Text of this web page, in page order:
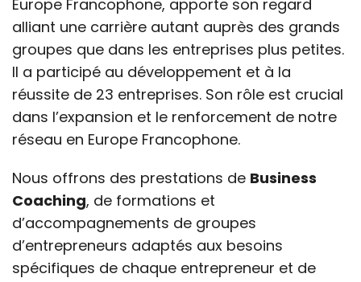
Europe Francophone, apporte son regard
alliant une carrière autant auprès des grands
groupes que dans les entreprises plus petites.
Il a participé au développement et à la
réussite de 23 entreprises. Son rôle est crucial
dans l’expansion et le renforcement de notre
réseau en Europe Francophone.
Nous offrons des prestations de Business
Coaching, de formations et
d’accompagnements de groupes
d’entrepreneurs adaptés aux besoins
spécifiques de chaque entrepreneur et de